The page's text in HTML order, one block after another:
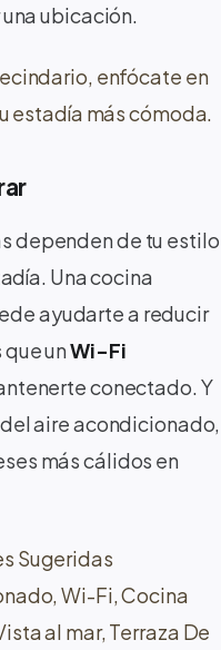
ubicación.
enfócate en
estadía más cómoda.
dependen de tu estilo
Una cocina
ayudarte a reducir
que unWi-Fi
conectado. Y
aire acondicionado,
más cálidos en
Sugeridas
Wi-Fi, Cocina
al mar, Terraza De